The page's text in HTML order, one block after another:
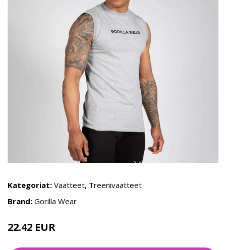
Kategoriat: Vaatteet, Treenivaatteet
Brand: Gorilla Wear
22.42 EUR